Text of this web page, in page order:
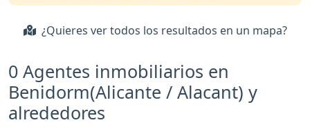
¿Quieres ver todos los resultados en un mapa?
0 Agentes inmobiliarios en
Benidorm(Alicante / Alacant) y
alrededores